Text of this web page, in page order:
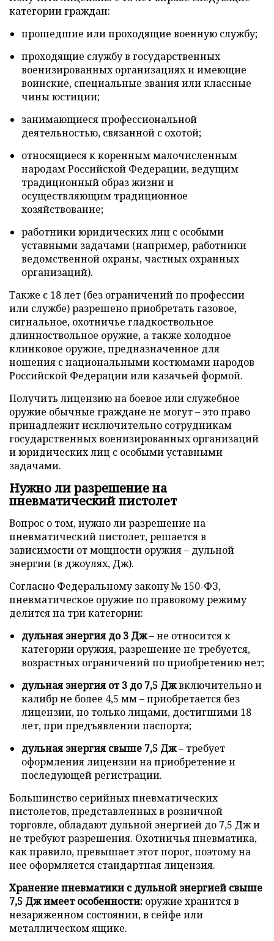
категории граждан:
прошедшие или проходящие военную службу;
проходящие службу в государственных
военизированных организациях и имеющие
воинские, специальные звания или классные
чины юстиции;
занимающиеся профессиональной
деятельностью, связанной с охотой;
относящиеся к коренным малочисленным
народам Российской Федерации, ведущим
традиционный образ жизни и
осуществляющим традиционное
хозяйствование;
работники юридических лиц с особыми
уставными задачами (например, работники
ведомственной охраны, частных охранных
организаций).
Также с 18 лет (без ограничений по профессии
или службе) разрешено приобретать газовое,
сигнальное, охотничье гладкоствольное
длинноствольное оружие, а также холодное
клинковое оружие, предназначенное для
ношения с национальными костюмами народов
Российской Федерации или казачьей формой.
Получить лицензию на боевое или служебное
оружие обычные граждане не могут – это право
принадлежит исключительно сотрудникам
государственных военизированных организаций
и юридических лиц с особыми уставными
задачами.
Нужно ли разрешение на
пневматический пистолет
Вопрос о том, нужно ли разрешение на
пневматический пистолет, решается в
зависимости от мощности оружия – дульной
энергии (в джоулях, Дж).
Согласно Федеральному закону № 150-ФЗ,
пневматическое оружие по правовому режиму
делится на три категории:
дульная энергия до 3 Дж– не относится к
категории оружия, разрешение не требуется,
возрастных ограничений по приобретению нет;
дульная энергия от 3 до 7,5 Джвключительно и
калибр не более 4,5 мм – приобретается без
лицензии, но только лицами, достигшими 18
лет, при предъявлении паспорта;
дульная энергия свыше 7,5 Дж– требует
оформления лицензии на приобретение и
последующей регистрации.
Большинство серийных пневматических
пистолетов, представленных в розничной
торговле, обладают дульной энергией до 7,5 Дж и
не требуют разрешения. Охотничья пневматика,
как правило, превышает этот порог, поэтому на
нее оформляется стандартная лицензия.
Хранение пневматики с дульной энергией свыше
7,5 Дж имеет особенности: оружие хранится в
незаряженном состоянии, в сейфе или
металлическом ящике.